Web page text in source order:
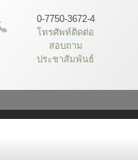
0-7750-3672-4
โทรศัพท์ติดต่อ
สอบถาม
ประชาสัมพันธ์